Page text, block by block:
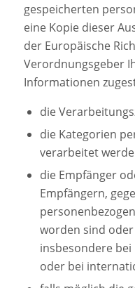
gespeicherten
eine Kopie dieser
der Europäische
Verordnungsgeber
Informationen
die
die Kategorien
verarbeitet
die Empfänger
Empfängern,
worden sind
insbesondere
oder bei